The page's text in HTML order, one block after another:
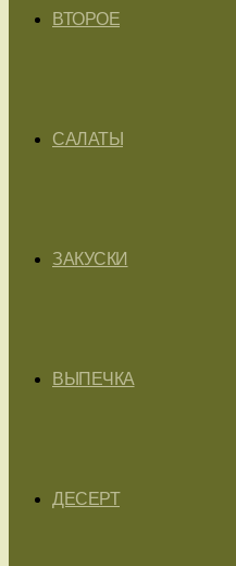
ВТОРОЕ
САЛАТЫ
ЗАКУСКИ
ВЫПЕЧКА
ДЕСЕРТ